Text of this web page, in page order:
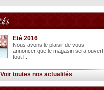
Eté 2016
Nous avons le plaisir de vous
annoncer que le magasin sera ouvert
tout l...
Voir toutes nos actualités